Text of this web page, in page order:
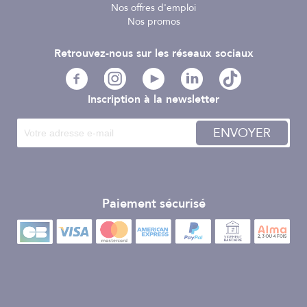
Nos offres d'emploi
Nos promos
Inscription à la newsletter
ENVOYER
Paiement sécurisé
Retrouvez-nous sur les réseaux sociaux